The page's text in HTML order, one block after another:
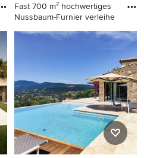
Fast 700 m² hochwertiges
Nussbaum-Furnier verleihe
Großer Moderner
Schwimmteich neben dem
Haus in individueller Form
mit Wasserspiel und Dielen in
Berlin